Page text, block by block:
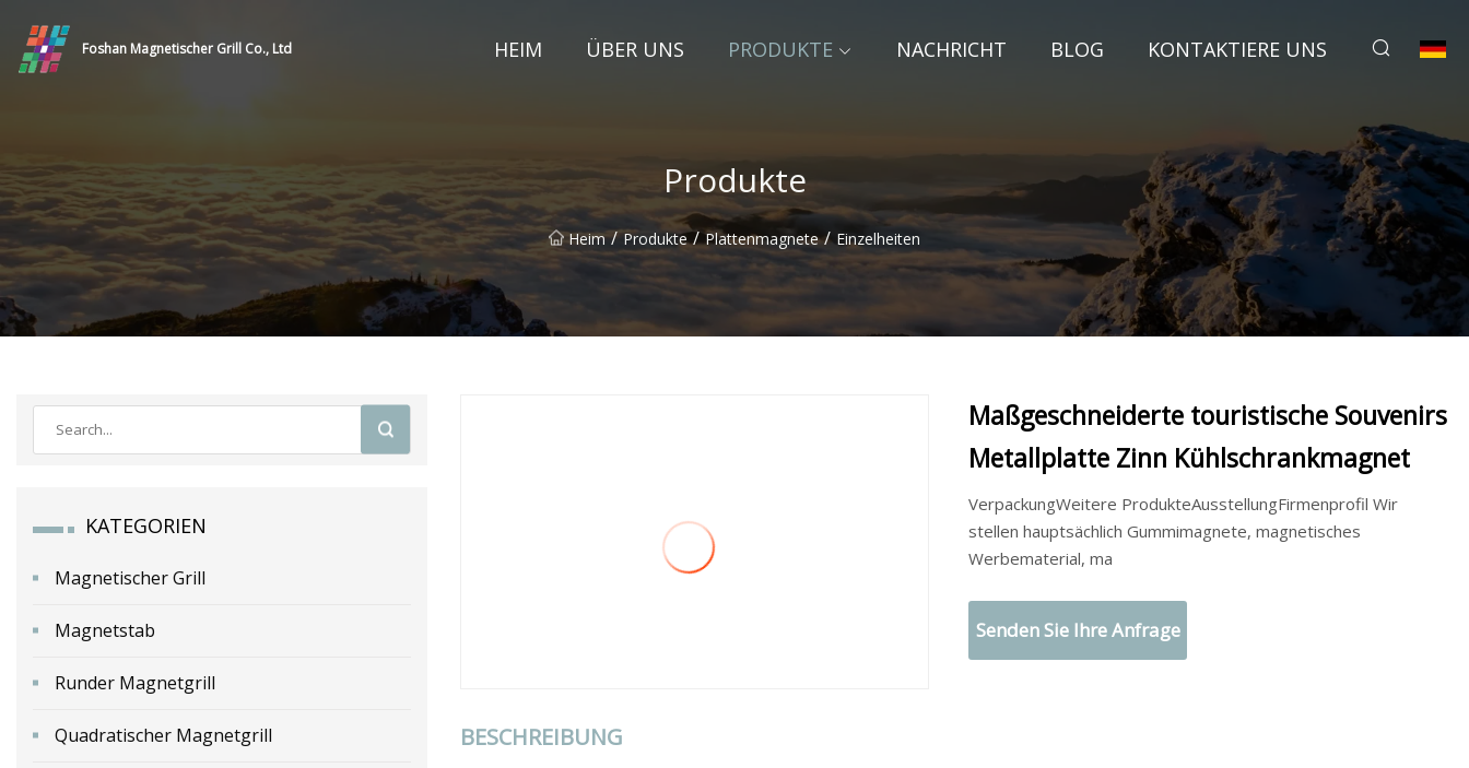
Foshan Magnetischer Grill Co., Ltd HEIM ÜBER UNS PRODUKTE NACHRICHT BLOG KONTAKTIERE UNS
Produkte
Heim / Produkte / Plattenmagnete / Einzelheiten
KATEGORIEN
Magnetischer Grill
Magnetstab
Runder Magnetgrill
Quadratischer Magnetgrill
Maßgeschneiderte touristische Souvenirs
Metallplatte Zinn Kühlschrankmagnet
VerpackungWeitere ProdukteAusstellungFirmenprofil Wir
stellen hauptsächlich Gummimagnete, magnetisches
Werbematerial, ma
Senden Sie Ihre Anfrage
BESCHREIBUNG